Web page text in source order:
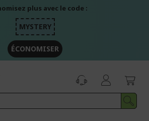
plus avec le code :
MYSTERY
ÉCONOMISER